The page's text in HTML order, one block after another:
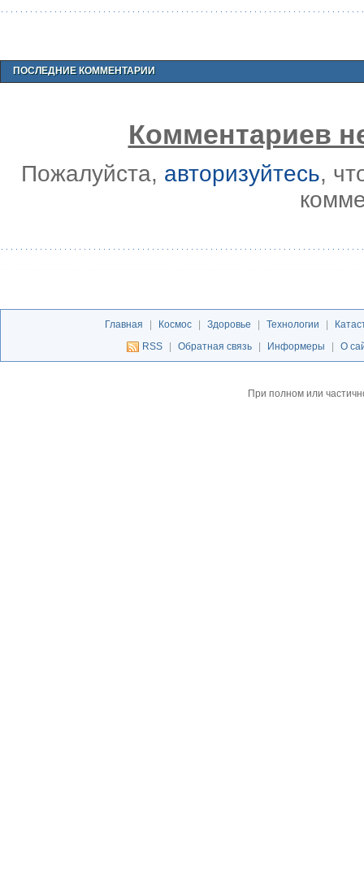
ПОСЛЕДНИЕ КОММЕНТАРИИ
Комментариев
Пожалуйста, авторизуйтесь,
Главная | Космос | Здоровье | Технологии |
RSS
| Обратная связь | Информеры | О
При полном или